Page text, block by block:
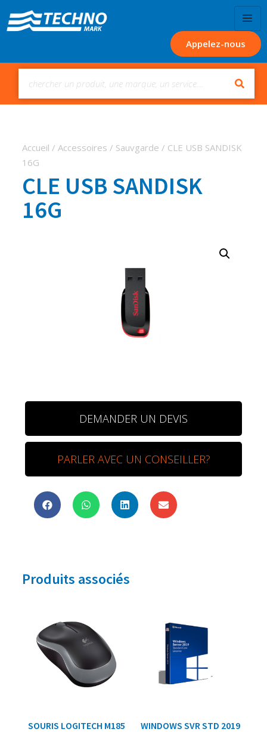
Appelez-nous
Accueil /Accessoires / Sauvgarde / CLE USB SANDISK
16G
CLE USB SANDISK
16G
DEMANDER UN DEVIS
PARLER AVEC UN CONSEILLER?
Produits associés
SOURIS LOGITECH M185
WINDOWS SVR STD 2019